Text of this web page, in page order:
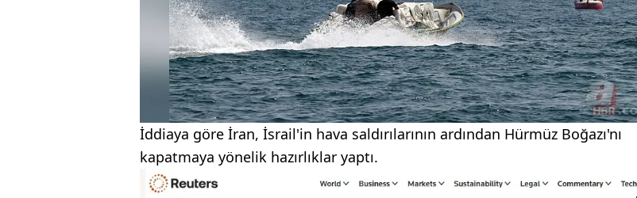
İddiaya göre İran, İsrail'in hava saldırılarının ardından Hürmüz Boğazı'nı
kapatmaya yönelik hazırlıklar yaptı.